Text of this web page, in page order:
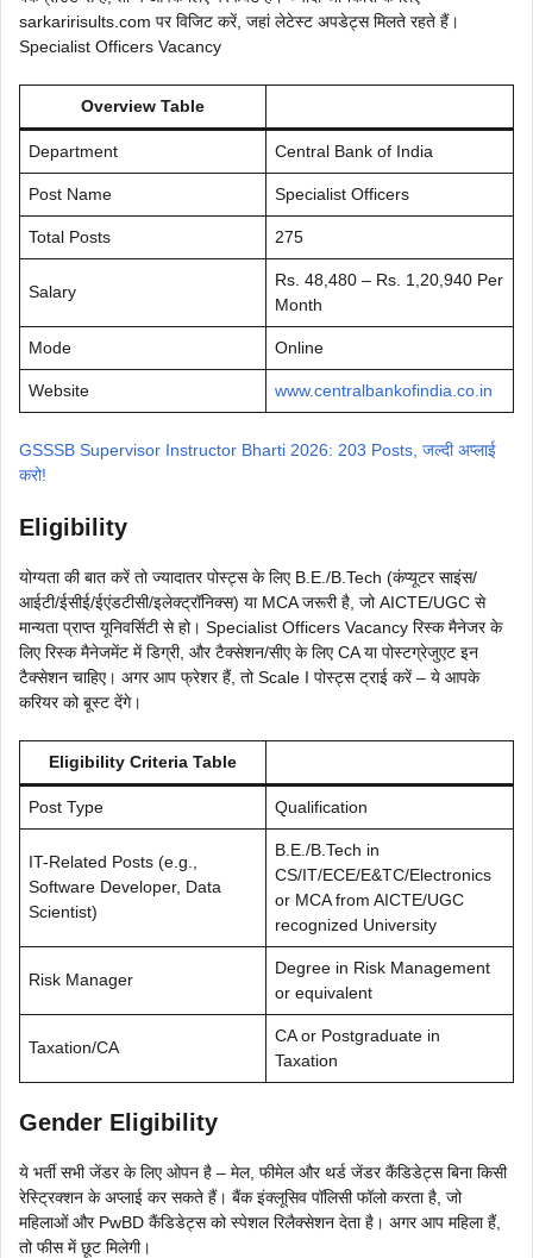
sarkaririsults.com पर विजिट करें, जहां लेटेस्ट अपडेट्स मिलते रहते हैं।
Specialist Officers Vacancy
Overview Table
Department Central Bank of India
Post Name Specialist Officers
Total Posts 275
Salary
Rs. 48,480 – Rs. 1,20,940 Per
Month
Mode Online
Website www.centralbankofindia.co.in
GSSSB Supervisor Instructor Bharti 2026: 203 Posts, जल्दी अप्लाई
करो!
Eligibility
योग्यता की बात करें तो ज्यादातर पोस्ट्स के लिए B.E./B.Tech (कंप्यूटर साइंस/
आईटी/ईसीई/ईएंडटीसी/इलेक्ट्रॉनिक्स) या MCA जरूरी है, जो AICTE/UGC से
मान्यता प्राप्त यूनिवर्सिटी से हो। Specialist Officers Vacancy रिस्क मैनेजर के
लिए रिस्क मैनेजमेंट में डिग्री, और टैक्सेशन/सीए के लिए CA या पोस्टग्रेजुएट इन
टैक्सेशन चाहिए। अगर आप फ्रेशर हैं, तो Scale I पोस्ट्स ट्राई करें – ये आपके
करियर को बूस्ट देंगे।
Eligibility Criteria Table
Post Type Qualification
IT-Related Posts (e.g.,
Software Developer, Data
Scientist)
B.E./B.Tech in
CS/IT/ECE/E&TC/Electronics
or MCA from AICTE/UGC
recognized University
Risk Manager
Degree in Risk Management
or equivalent
Taxation/CA
CA or Postgraduate in
Taxation
Gender Eligibility
ये भर्ती सभी जेंडर के लिए ओपन है – मेल, फीमेल और थर्ड जेंडर कैंडिडेट्स बिना किसी
रेस्ट्रिक्शन के अप्लाई कर सकते हैं। बैंक इंक्लूसिव पॉलिसी फॉलो करता है, जो
महिलाओं और PwBD कैंडिडेट्स को स्पेशल रिलैक्सेशन देता है। अगर आप महिला हैं,
तो फीस में छूट मिलेगी।